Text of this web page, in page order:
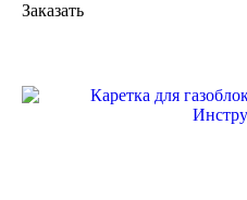
Заказать